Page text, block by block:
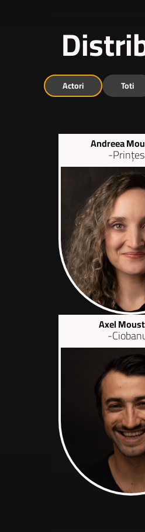
Actori Toti
Andreea
-
Axel
-